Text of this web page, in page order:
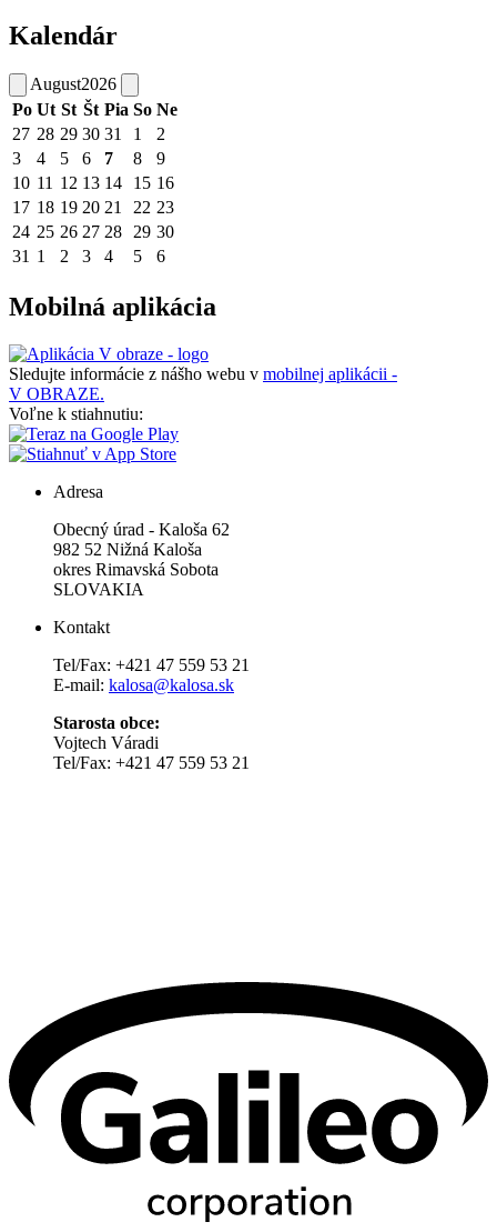
Kalendár
August2026
Po Ut St Št Pia So Ne
27 28 29 30 31 1
2
3
4 5 6 7 8
9
10 11 12 13 14 15 16
17 18 19 20 21 22 23
24 25 26 27 28 29 30
31 1 2 3 4 5 6
Mobilná aplikácia
Sledujte informácie z nášho webu v mobilnej aplikácii -
V OBRAZE.
Voľne k stiahnutiu:
Adresa
Obecný úrad - Kaloša 62
982 52 Nižná Kaloša
okres Rimavská Sobota
SLOVAKIA
Kontakt
Tel/Fax: +421 47 559 53 21
E-mail: kalosa@kalosa.sk
Starosta obce:
Vojtech Váradi
Tel/Fax: +421 47 559 53 21